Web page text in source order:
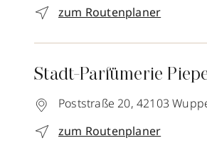
zum Routenplaner
Stadt-Parfümerie
Poststraße 20, 42103
zum Routenplaner